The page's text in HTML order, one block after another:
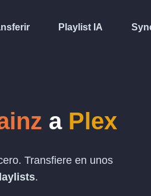
Playlist IA
a Plex
Transfiere en unos
.